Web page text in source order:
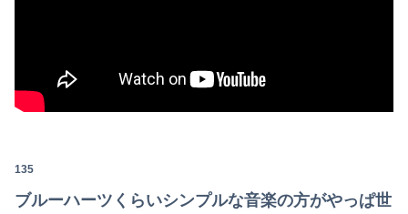
135
ブルーハーツくらいシンプルな音楽の方がやっぱ世